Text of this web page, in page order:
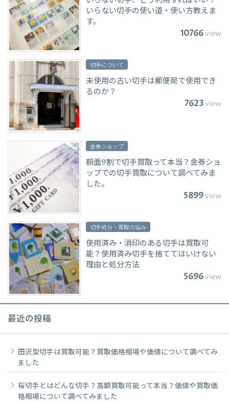
いらない切手の使い道・使い方教えま
す。
10766view
切手について
未使用の古い切手は郵便局で使用でき
るのか？
7623view
金券ショップ
額面9割で切手買取って本当？金券ショ
ップでの切手買取について調べてみま
した。
5899view
切手処分・買取の悩み
使用済み・消印のある切手は買取可
能？使用済み切手を捨ててはいけない
理由と処分方法
5696view
最近の投稿
田沢型切手は買取可能？買取価格相場や価値について調べてみ
ました
桜切手とはどんな切手？高額買取可能って本当？価値や買取価
格相場について調べてみました